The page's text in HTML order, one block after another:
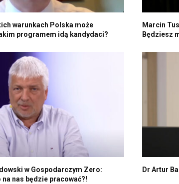
warunkach Polska może
programem idą kandydaci?
Marcin
Będziesz
w Gospodarczym Zero:
nas będzie pracować?!
Dr Artur